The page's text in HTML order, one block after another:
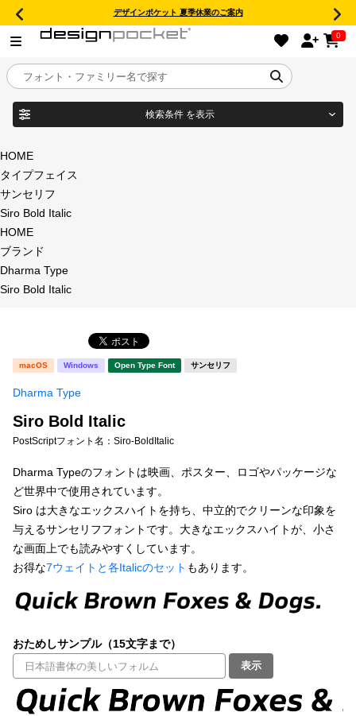
デザインポケット 夏季休業のご案内
0
目的別フォントガイド
特集
年間ライセンス商品
新着一覧
マイページ
お気に入り
ご利用ガイド
お問い合わせ
検索条件 を表示
商品名
タイプフェイス
明朝体
角ゴシック
宋朝体
教科書体 行書体
草書体
江戸文字 デザイン毛筆
すべてを表示
太さ・ウェイト
セット or 単体
HOME
タイプフェイス
サンセリフ
Siro Bold Italic
HOME
ブランド
Dharma Type
Siro Bold Italic
macOS Windows Open Type Font サンセリフ
Dharma Type
Siro Bold Italic
PostScriptフォント名： Siro-BoldItalic
Dharma Typeのフォントは映画、ポスター、ロゴやパッケージな
ど世界中で使用されています。
Siro は大きなエックスハイトを持ち、中立的でクリーンな印象を
与えるサンセリフフォントです。大きなエックスハイトが、小さ
な画面上でも読みやすくしています。
お得な7ウェイトと各Italicのセット もあります。
おためしサンプル（15文字まで）
表示